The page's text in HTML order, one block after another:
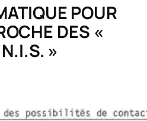
POUR
DES «
»